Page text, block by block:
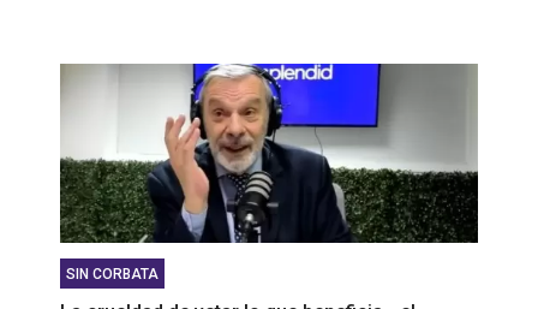
SIN CORBATA